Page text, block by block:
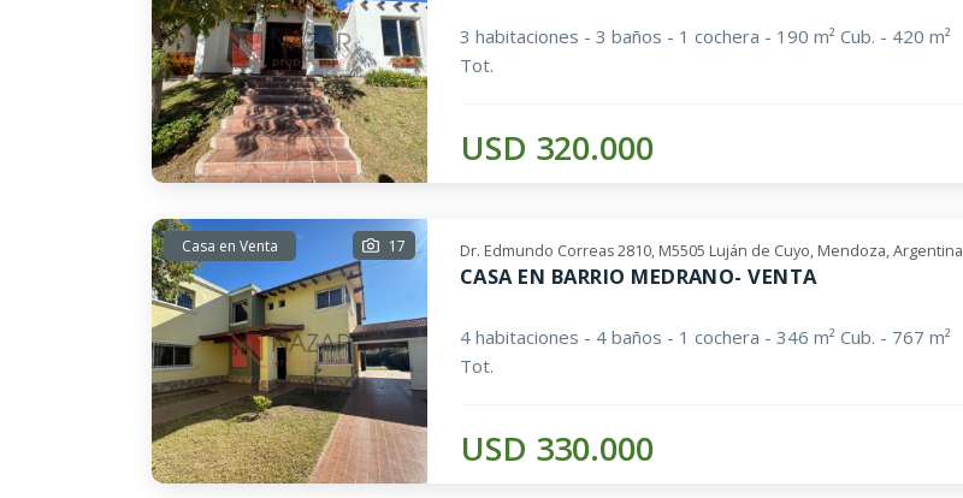
3 habitaciones - 3 baños - 1 cochera - 190 m² Cub. - 420 m²
Tot.
USD 320.000
Casa en Venta 17 Dr. Edmundo Correas 2810, M5505 Luján de Cuyo, Mendoza, Argentina
CASA EN BARRIO MEDRANO- VENTA
4 habitaciones - 4 baños - 1 cochera - 346 m² Cub. - 767 m²
Tot.
USD 330.000